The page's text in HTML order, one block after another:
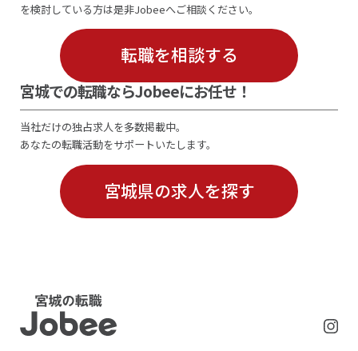
を検討している方は是非Jobeeへご相談ください。
転職を相談する
宮城での転職ならJobeeにお任せ！
当社だけの独占求人を多数掲載中。
あなたの転職活動をサポートいたします。
宮城県の求人を探す